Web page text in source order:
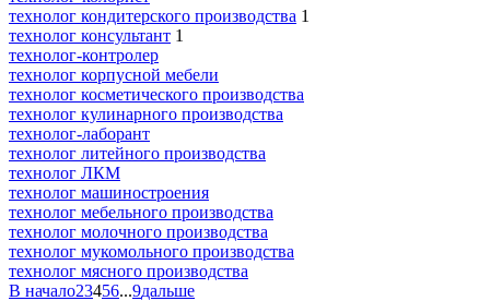
технолог кондитерского производства 1
технолог консультант 1
технолог-контролер
технолог корпусной мебели
технолог косметического производства
технолог кулинарного производства
технолог-лаборант
технолог литейного производства
технолог ЛКМ
технолог машиностроения
технолог мебельного производства
технолог молочного производства
технолог мукомольного производства
технолог мясного производства
В начало23456...9дальше